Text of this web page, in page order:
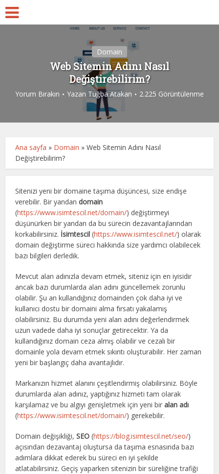
Domain
Web Sitemin Adını Nasıl
Değiştirebilirim?
Yorum Bırakın YazanTuğba Atakan 2.225 Görüntülenme
Ana sayfa » Domain »Web Sitemin Adını Nasıl
Değiştirebilirim?
Sitenizi yeni bir domaine taşıma düşüncesi, size endişe
verebilir. Bir yandandomain
(https://www.isimtescil.net/domain/) değiştirmeyi
düşünürken bir yandan da bu sürecin dezavantajlarından
korkabilirsiniz. İsimtescil (https://www.isimtescil.net/) olarak
domain değiştirme süreci hakkında size yardımcı olabilecek
bazı bilgileri derledik.
Mevcut alan adınızla devam etmek, siteniz için en iyisidir
ancak bazı durumlarda alan adını güncellemek zorunlu
olabilir. Şu an kullandığınız domainden çok daha iyi ve
kullanıcı dostu bir domaini alma fırsatı yakalamış
olabilirsiniz. Bu durumda yeni alan adını değerlendirmek
uzun vadede daha iyi sonuçlar getirecektir. Ya da
kullandığınız domain ceza almış olabilir ve cezalı bir
domainle yola devam etmek sıkıntı oluşturabilir. Her zaman
yeni bir başlangıç daha avantajlıdır.
Markanızın hizmet alanını çeşitlendirmiş olabilirsiniz. Böyle
durumlarda alan adınız, yaptığınız hizmeti tam olarak
karşılamaz ve bu algıyı genişletmek için yeni biralan adı
(https://www.isimtescil.net/domain/) gerekebilir.
Domain değişikliği,SEO (https://blog.isimtescil.net/seo/)
açısından dezavantaj oluştursa da taşıma esnasında bazı
adımlara dikkat ederek bu süreci en iyi şekilde
atlatabilirsiniz. Geçiş yaparken sitenizin bir süreliğine trafiği